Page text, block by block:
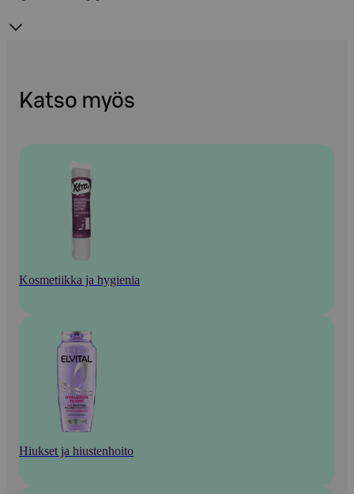
Katso myös
Kosmetiikka ja hygienia
Hiukset ja hiustenhoito